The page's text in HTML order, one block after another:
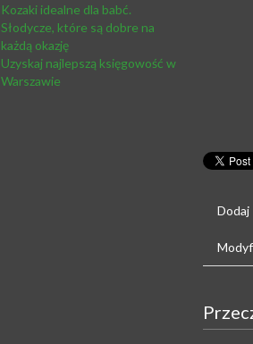
Kozaki idealne dla babć.
Słodycze, które są dobre na
każdą okazję
Uzyskaj najlepszą księgowość w
Warszawie
Dodaj